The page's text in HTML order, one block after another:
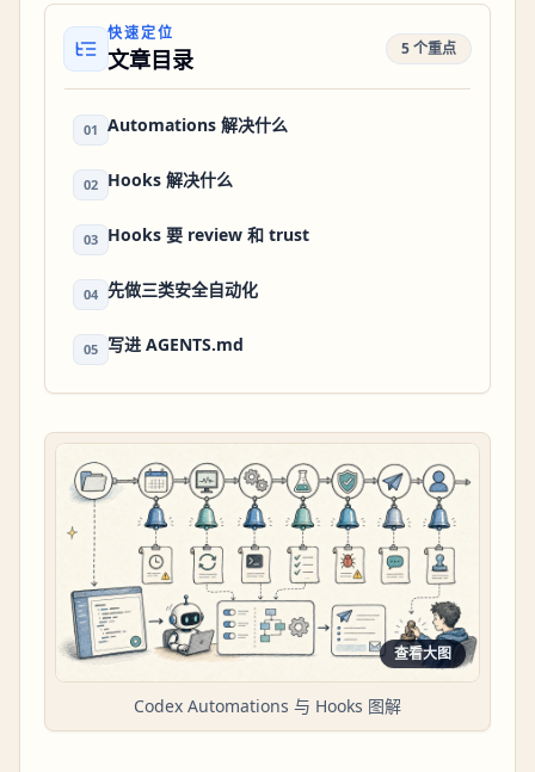
快速定位
文章目录 5 个重点
01 Automations 解决什么
02 Hooks 解决什么
03 Hooks 要 review 和 trust
04 先做三类安全自动化
05 写进 AGENTS.md
查看大图
Codex Automations 与 Hooks 图解